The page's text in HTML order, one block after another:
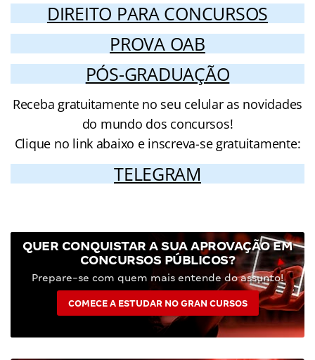
DIREITO PARA CONCURSOS
PROVA OAB
PÓS-GRADUAÇÃO
Receba gratuitamente no seu celular as novidades
do mundo dos concursos!
Clique no link abaixo e inscreva-se gratuitamente:
TELEGRAM
QUER CONQUISTAR A SUA APROVAÇÃO EM
CONCURSOS PÚBLICOS?
Prepare-se com quem mais entende do assunto!
COMECE A ESTUDAR NO GRAN CURSOS